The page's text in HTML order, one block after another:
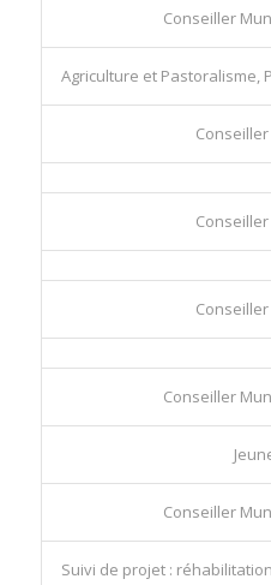
Conseiller
Agriculture et Pastoralisme,
Conseiller
Conseiller
Suivi de projet :